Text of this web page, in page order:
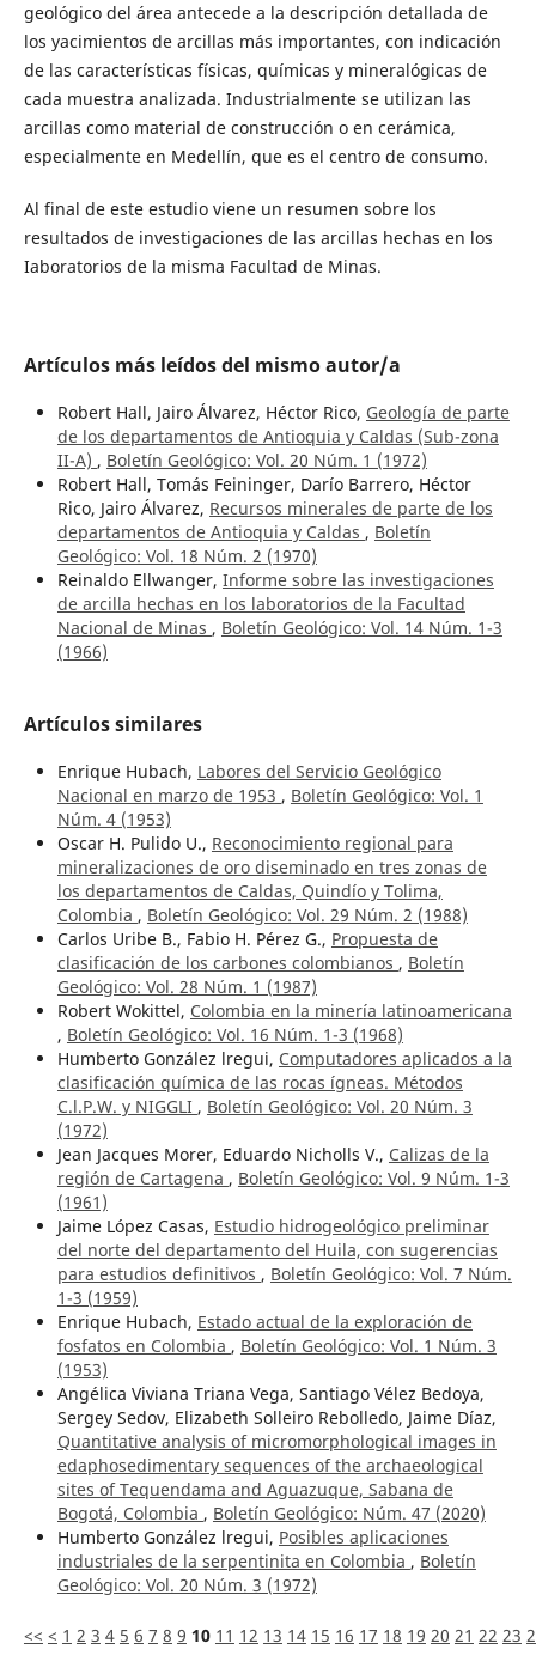
geológico del área antecede a la descripción detallada de
los yacimientos de arcillas más importantes, con indicación
de las características físicas, químicas y mineralógicas de
cada muestra analizada. Industrialmente se utilizan las
arcillas como material de construcción o en cerámica,
especialmente en Medellín, que es el centro de consumo.
Al final de este estudio viene un resumen sobre los
resultados de investigaciones de las arcillas hechas en los
Iaboratorios de la misma Facultad de Minas.
Artículos más leídos del mismo autor/a
Robert Hall, Jairo Álvarez, Héctor Rico, Geología de parte
de los departamentos de Antioquia y Caldas (Sub-zona
II-A) , Boletín Geológico: Vol. 20 Núm. 1 (1972)
Robert Hall, Tomás Feininger, Darío Barrero, Héctor
Rico, Jairo Álvarez, Recursos minerales de parte de los
departamentos de Antioquia y Caldas , Boletín
Geológico: Vol. 18 Núm. 2 (1970)
Reinaldo Ellwanger, Informe sobre las investigaciones
de arcilla hechas en los laboratorios de la Facultad
Nacional de Minas , Boletín Geológico: Vol. 14 Núm. 1-3
(1966)
Artículos similares
Enrique Hubach, Labores del Servicio Geológico
Nacional en marzo de 1953 , Boletín Geológico: Vol. 1
Núm. 4 (1953)
Oscar H. Pulido U., Reconocimiento regional para
mineralizaciones de oro diseminado en tres zonas de
los departamentos de Caldas, Quindío y Tolima,
Colombia , Boletín Geológico: Vol. 29 Núm. 2 (1988)
Carlos Uribe B., Fabio H. Pérez G., Propuesta de
clasificación de los carbones colombianos , Boletín
Geológico: Vol. 28 Núm. 1 (1987)
Robert Wokittel, Colombia en la minería latinoamericana
, Boletín Geológico: Vol. 16 Núm. 1-3 (1968)
Humberto González lregui, Computadores aplicados a la
clasificación química de las rocas ígneas. Métodos
C.l.P.W. y NIGGLI , Boletín Geológico: Vol. 20 Núm. 3
(1972)
Jean Jacques Morer, Eduardo Nicholls V., Calizas de la
región de Cartagena , Boletín Geológico: Vol. 9 Núm. 1-3
(1961)
Jaime López Casas, Estudio hidrogeológico preliminar
del norte del departamento del Huila, con sugerencias
para estudios definitivos , Boletín Geológico: Vol. 7 Núm.
1-3 (1959)
Enrique Hubach, Estado actual de la exploración de
fosfatos en Colombia , Boletín Geológico: Vol. 1 Núm. 3
(1953)
Angélica Viviana Triana Vega, Santiago Vélez Bedoya,
Sergey Sedov, Elizabeth Solleiro Rebolledo, Jaime Díaz,
Quantitative analysis of micromorphological images in
edaphosedimentary sequences of the archaeological
sites of Tequendama and Aguazuque, Sabana de
Bogotá, Colombia , Boletín Geológico: Núm. 47 (2020)
Humberto González lregui, Posibles aplicaciones
industriales de la serpentinita en Colombia , Boletín
Geológico: Vol. 20 Núm. 3 (1972)
<< < 1 2 3 4 5 6 7 8 9 10 11 12 13 14 15 16 17 18 19 20 21 22 23